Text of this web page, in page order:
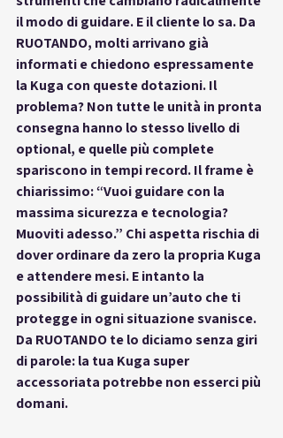
il modo di guidare. E il cliente lo sa. Da
RUOTANDO, molti arrivano già
informati e chiedono espressamente
la Kuga con queste dotazioni. Il
problema? Non tutte le unità in pronta
consegna hanno lo stesso livello di
optional, e quelle più complete
spariscono in tempi record. Il frame è
chiarissimo: “Vuoi guidare con la
massima sicurezza e tecnologia?
Muoviti adesso.” Chi aspetta rischia di
dover ordinare da zero la propria Kuga
e attendere mesi. E intanto la
possibilità di guidare un’auto che ti
protegge in ogni situazione svanisce.
Da RUOTANDO te lo diciamo senza giri
di parole: la tua Kuga super
accessoriata potrebbe non esserci più
domani.